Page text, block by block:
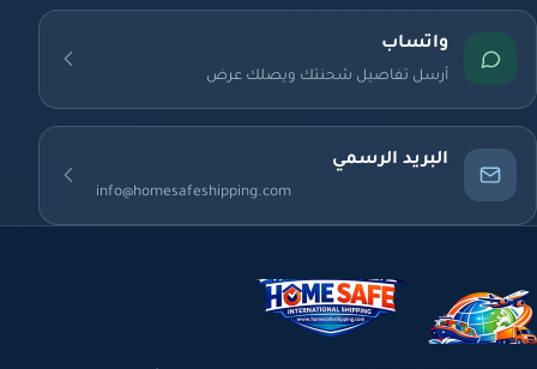
واتساب
أرسل تفاصيل شحنتك ويصلك عرض
البريد الرسمي
info@homesafeshipping.com